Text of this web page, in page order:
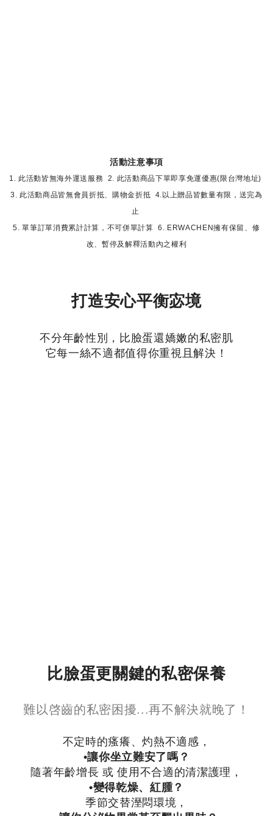
活動注意事項
1. 此活動皆無海外運送服務 2. 此活動商品下單即享免運優惠(限台灣地址)
3. 此活動商品皆無會員折抵、購物金折抵 4.以上贈品皆數量有限，送完為
止
5. 單筆訂單消費累計計算，不可併單計算6. ERWACHEN擁有保留、修
改、暫停及解釋活動內之權利
打造安心平衡宓境
不分年齡性別，比臉蛋還嬌嫩的私密肌
它每一絲不適都值得你重視且解決！
比臉蛋更關鍵的私密保養
難以啓齒的私密困擾...再不解決就晚了！
不定時的瘙癢、灼熱不適感，
•讓你坐立難安了嗎？
隨著年齡增長 或 使用不合適的清潔護理，
•變得乾燥、紅腫？
季節交替溼悶環境，